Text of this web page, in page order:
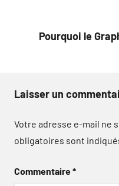
Pourquoi le
Laisser un
Votre adresse e-mail ne
obligatoires sont
Commentaire*